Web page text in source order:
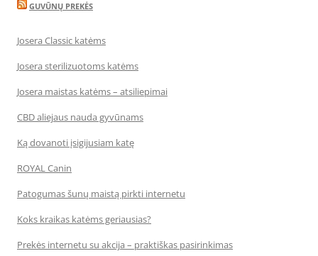
GUVŪNŲ PREKĖS
Josera Classic katėms
Josera sterilizuotoms katėms
Josera maistas katėms – atsiliepimai
CBD aliejaus nauda gyvūnams
Ką dovanoti įsigijusiam katę
ROYAL Canin
Patogumas šunų maistą pirkti internetu
Koks kraikas katėms geriausias?
Prekės internetu su akcija – praktiškas pasirinkimas